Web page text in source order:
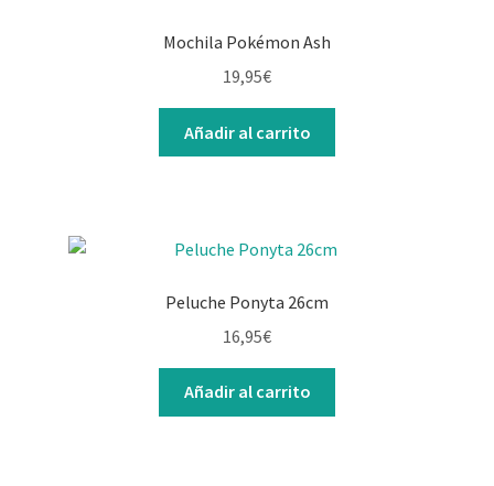
Mochila Pokémon Ash
19,95€
Añadir al carrito
Peluche Ponyta 26cm
16,95€
Añadir al carrito